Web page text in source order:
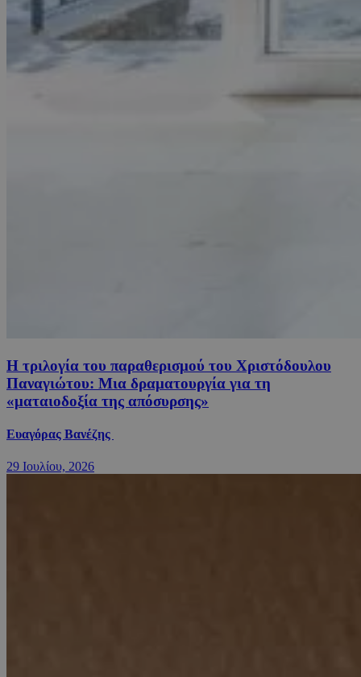
Η τριλογία του παραθερισμού του Χριστόδουλου
Παναγιώτου: Μια δραματουργία για τη
«ματαιοδοξία της απόσυρσης»
Ευαγόρας Βανέζης
29 Ιουλίου, 2026